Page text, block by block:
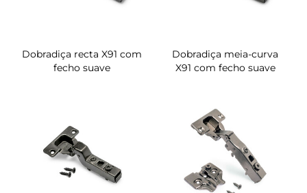
Dobradiça recta X91 com
fecho suave
Dobradiça meia-curva
X91 com fecho suave